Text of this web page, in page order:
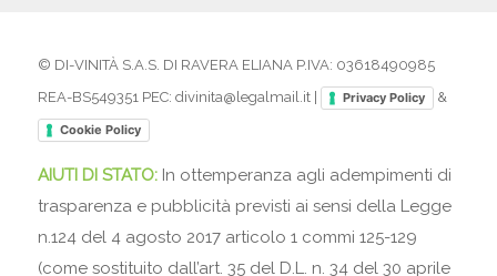
© DI-VINITÀ S.A.S. DI RAVERA ELIANA P.IVA: 03618490985
REA-BS549351 PEC: divinita@legalmail.it |
Privacy Policy &
Cookie Policy
AIUTI DI STATO: In ottemperanza agli adempimenti di
trasparenza e pubblicità previsti ai sensi della Legge
n.124 del 4 agosto 2017 articolo 1 commi 125-129
(come sostituito dall’art. 35 del D.L. n. 34 del 30 aprile